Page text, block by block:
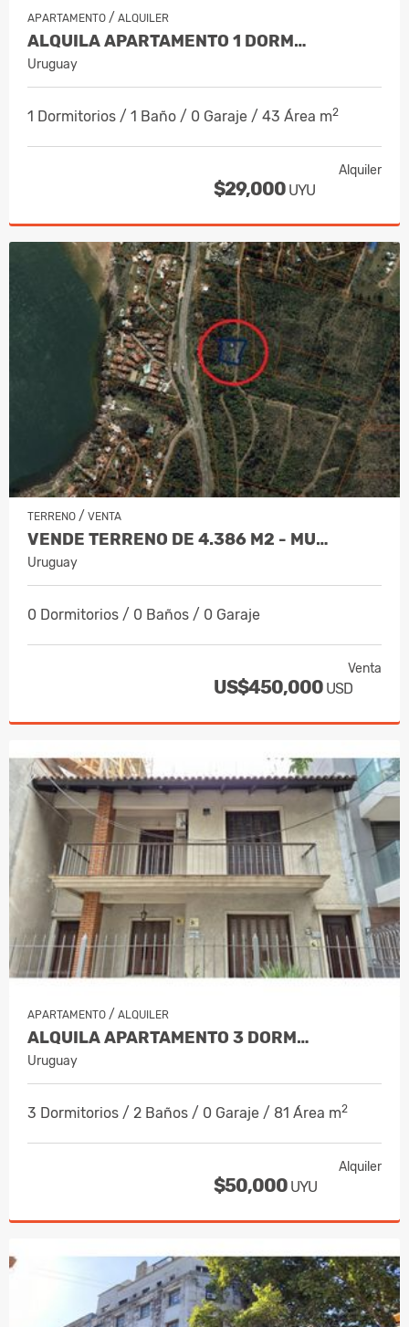
APARTAMENTO / ALQUILER
ALQUILA APARTAMENTO 1 DORM…
Uruguay
1 Dormitorios / 1 Baño / 0 Garaje / 43 Área m2
Alquiler
$29,000 UYU
TERRENO / VENTA
VENDE TERRENO DE 4.386 M2 - MU…
Uruguay
0 Dormitorios / 0 Baños / 0 Garaje
Venta
US$450,000 USD
APARTAMENTO / ALQUILER
ALQUILA APARTAMENTO 3 DORM…
Uruguay
3 Dormitorios / 2 Baños / 0 Garaje / 81 Área m2
Alquiler
$50,000 UYU